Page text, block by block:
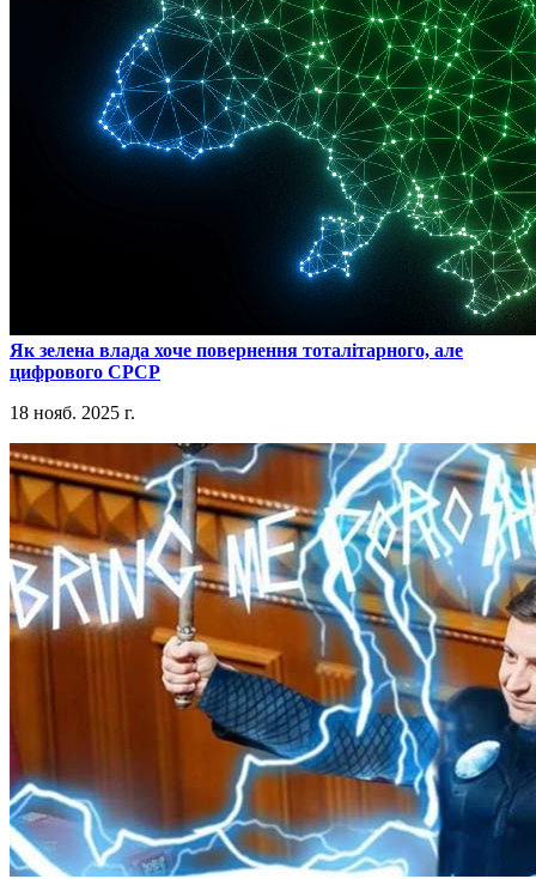
​Як зелена влада хоче повернення тоталітарного, але
цифрового СРСР
18 нояб. 2025 г.